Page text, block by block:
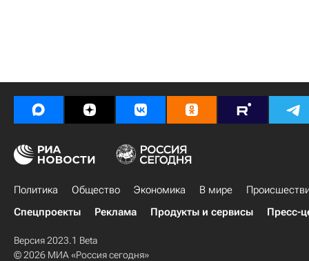
Политика Общество Экономика В мире
Спецпроекты
Реклама Продукты и сервисы Пресс-
Версия 2023.1 Beta
© 2026 МИА «Россия сегодня»